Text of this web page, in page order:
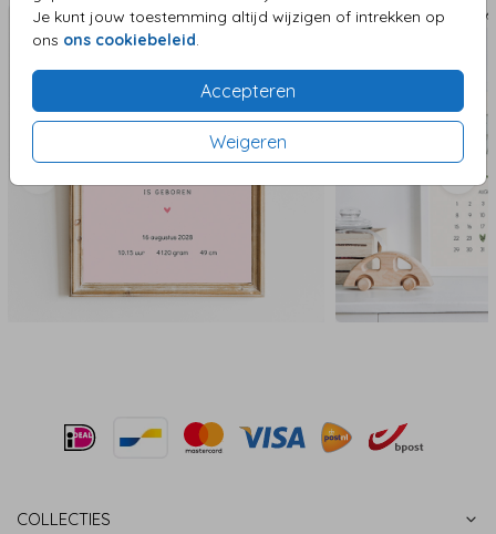
Je kunt jouw toestemming altijd wijzigen of intrekken op
ons ons cookiebeleid.
Accepteren
Weigeren
POSTER
COLLECTIES